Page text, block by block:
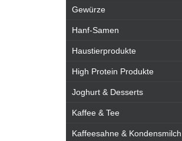
Gewürze
Hanf-Samen
Haustierprodukte
High Protein Produkte
Joghurt & Desserts
Kaffee & Tee
Kaffeesahne & Kondensmilch